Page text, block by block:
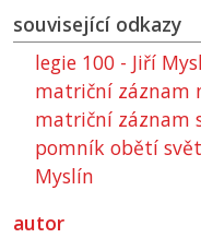
související odkazy
legie 100 - Jiří
matriční záznam
matriční záznam
pomník obětí
Myslín
autor